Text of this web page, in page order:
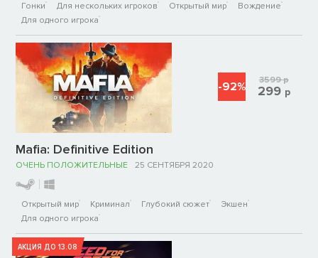
Гонки Для нескольких игроков Открытый мир
Вождение
Для одного игрока
Mafia: Definitive Edition
ОЧЕНЬ ПОЛОЖИТЕЛЬНЫЕ 25 СЕНТЯБРЯ 2020
Открытый мир Криминал Глубокий сюжет
Экшен
Для одного игрока
-92% 3599р
299 р
АКЦИЯ ДО 13.08